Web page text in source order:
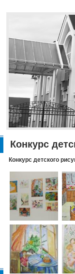
Конкурс
Конкурс детского